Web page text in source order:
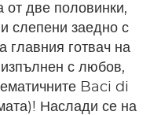
две половинки,
слепени заедно с
главния готвач на
с любов,
Baci di
Наслади се на